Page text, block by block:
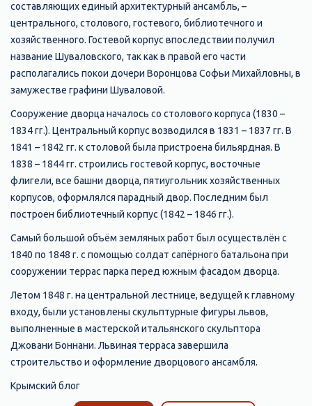
составляющих единый архитектурный ансамбль, –
центрального, столового, гостевого, библиотечного и
хозяйственного. Гостевой корпус впоследствии получил
название Шуваловского, так как в правой его части
располагались покои дочери Воронцова Софьи Михайловны, в
замужестве графини Шуваловой.
Сооружение дворца началось со столового корпуса (1830 –
1834 гг.). Центральный корпус возводился в 1831 – 1837 гг. В
1841 – 1842 гг. к столовой была пристроена бильярдная. В
1838 – 1844 гг. строились гостевой корпус, восточные
флигели, все башни дворца, пятиугольник хозяйственных
корпусов, оформлялся парадный двор. Последним был
построен библиотечный корпус (1842 – 1846 гг.).
Самый большой объём земляных работ был осуществлён с
1840 по 1848 г. с помощью солдат сапёрного батальона при
сооружении террас парка перед южным фасадом дворца.
Летом 1848 г. на центральной лестнице, ведущей к главному
входу, были установлены скульптурные фигуры львов,
выполненные в мастерской итальянского скульптора
Джовани Боннани. Львиная терраса завершила
строительство и оформление дворцового ансамбля.
Крымский блог